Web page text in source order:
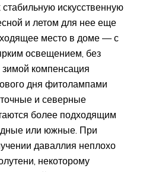
искусственную
и летом для нее еще
место в доме — с
освещением, без
компенсация
дня фитолампами
и северные
более подходящим
или южные. При
даваллия неплохо
некоторому